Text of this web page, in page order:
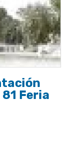
Feria